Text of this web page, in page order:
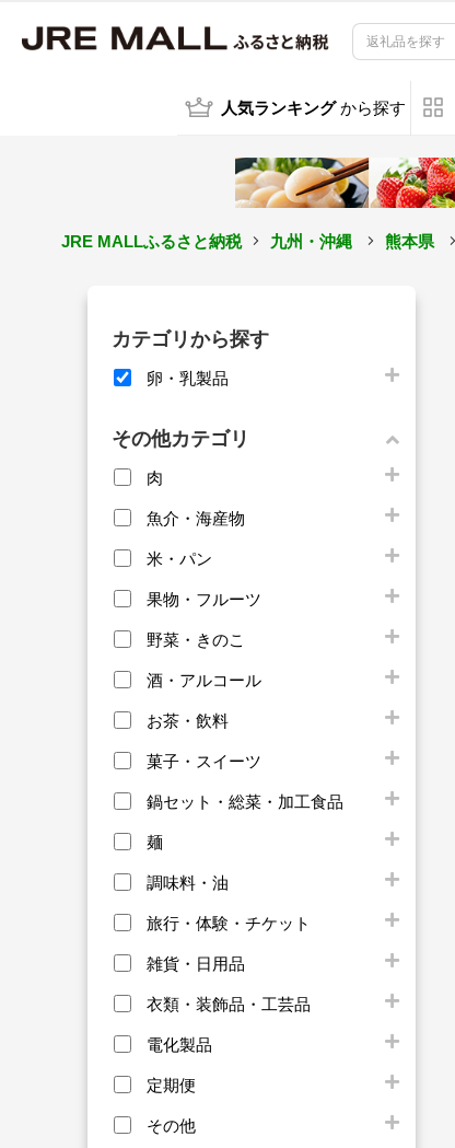
人気ランキング から探す
JRE MALLふるさと納税 九州・沖縄 熊本県
カテゴリから探す
卵・乳製品
その他カテゴリ
肉
魚介・海産物
米・パン
果物・フルーツ
野菜・きのこ
酒・アルコール
お茶・飲料
菓子・スイーツ
鍋セット・総菜・加工食品
麺
調味料・油
旅行・体験・チケット
雑貨・日用品
衣類・装飾品・工芸品
電化製品
定期便
その他